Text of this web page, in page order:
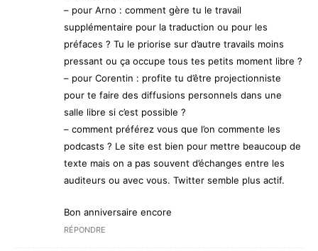
– pour Arno : comment gère tu le travail
supplémentaire pour la traduction ou pour les
préfaces ? Tu le priorise sur d’autre travails moins
pressant ou ça occupe tous tes petits moment libre ?
– pour Corentin : profite tu d’être projectionniste
pour te faire des diffusions personnels dans une
salle libre si c’est possible ?
– comment préférez vous que l’on commente les
podcasts ? Le site est bien pour mettre beaucoup de
texte mais on a pas souvent d’échanges entre les
auditeurs ou avec vous. Twitter semble plus actif.
Bon anniversaire encore
RÉPONDRE